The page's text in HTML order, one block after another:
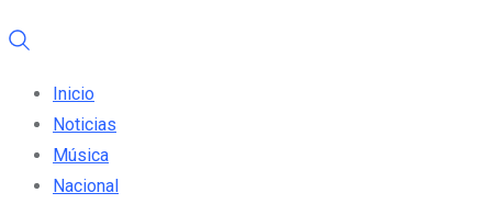
Inicio
Noticias
Música
Nacional